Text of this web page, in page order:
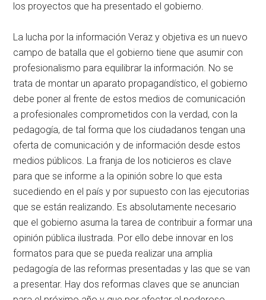
los proyectos que ha presentado el gobierno.
La lucha por la información Veraz y objetiva es un nuevo
campo de batalla que el gobierno tiene que asumir con
profesionalismo para equilibrar la información. No se
trata de montar un aparato propagandístico, el gobierno
debe poner al frente de estos medios de comunicación
a profesionales comprometidos con la verdad, con la
pedagogía, de tal forma que los ciudadanos tengan una
oferta de comunicación y de información desde estos
medios públicos. La franja de los noticieros es clave
para que se informe a la opinión sobre lo que esta
sucediendo en el país y por supuesto con las ejecutorias
que se están realizando. Es absolutamente necesario
que el gobierno asuma la tarea de contribuir a formar una
opinión pública ilustrada. Por ello debe innovar en los
formatos para que se pueda realizar una amplia
pedagogía de las reformas presentadas y las que se van
a presentar. Hay dos reformas claves que se anuncian